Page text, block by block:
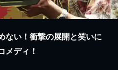
ない！衝撃の展開と笑いに
メディ！